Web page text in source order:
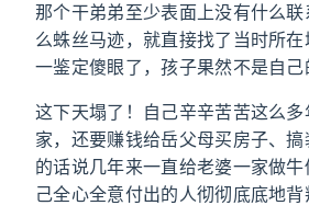
那个干弟弟至少表面上没有什么
么蛛丝马迹，就直接找了当时所在
一鉴定傻眼了，孩子果然不是自己
这下天塌了！自己辛辛苦苦这么
家，还要赚钱给岳父母买房子、
的话说几年来一直给老婆一家做
己全心全意付出的人彻彻底底地背